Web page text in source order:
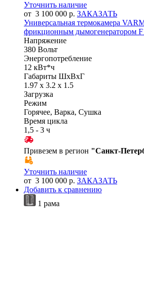
Уточнить наличие
от 3 100 000 р. ЗАКАЗАТЬ
Универсальная термокамера
фрикционным дымогенератором
Напряжение
380 Вольт
Энергопотребление
12 кВт*ч
Габариты ШхВхГ
1.97 x 3.2 x 1.5
Загрузка
Режим
Горячее, Варка, Сушка
Время цикла
1,5 - 3 ч
Привезем в регион "Санкт-
Уточнить наличие
от 3 100 000 р. ЗАКАЗАТЬ
Добавить к сравнению
1 рама